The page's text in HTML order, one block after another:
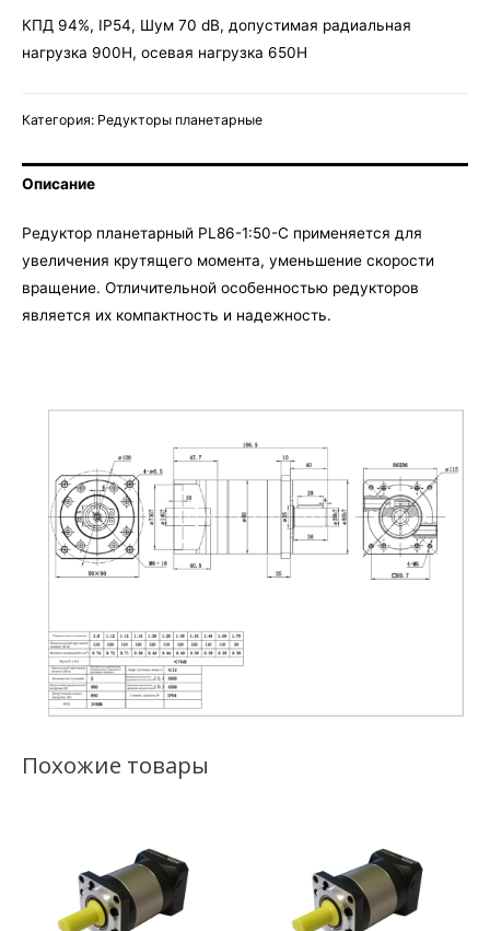
КПД 94%, IP54, Шум 70 dB, допустимая радиальная
нагрузка 900H, осевая нагрузка 650H
Категория: Редукторы планетарные
Описание
Редуктор планетарный PL86-1:50-C применяется для
увеличения крутящего момента, уменьшение скорости
вращение. Отличительной особенностью редукторов
является их компактность и надежность.
Похожие товары